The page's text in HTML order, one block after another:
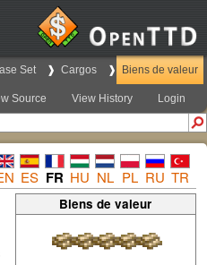
Set Cargos Biens de valeur
Source View History Login
ES FR HU NL PL RU TR
Biens de valeur